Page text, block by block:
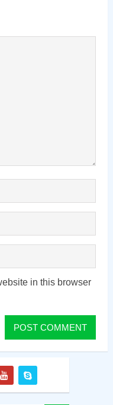
in this browser